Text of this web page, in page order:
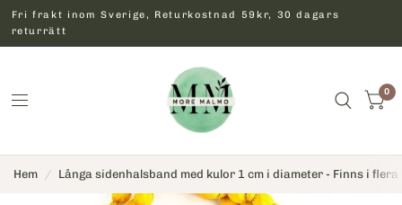
Fri frakt inom Sverige, Returkostnad 59kr, 30 dagars
returrätt
0
Hem / Långa sidenhalsband med kulor 1 cm i diameter - Finns i